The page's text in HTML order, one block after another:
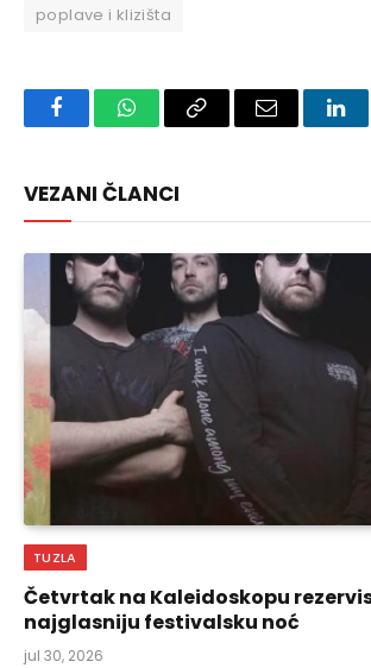
poplave i klizišta
FacebookWhatsAppCopy
Email
VEZANI ČLANCI
TUZLA
Četvrtak na Kaleidoskopu
najglasniju festivalsku noć
jul 30, 2026